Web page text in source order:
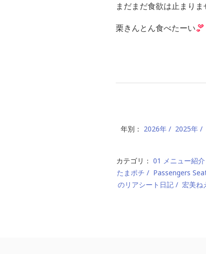
まだまだ食欲は止まりま
栗きんとん食べたーい
年別： 2026年 2025年
カテゴリ： 01 メニュー紹介
たまポチ
Passengers
のリアシート日記
宏美ね